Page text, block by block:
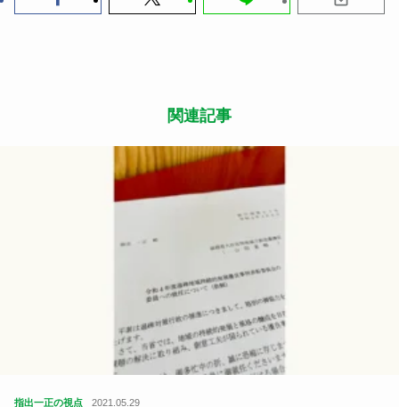
関連記事
指出一正の視点 2021.05.29